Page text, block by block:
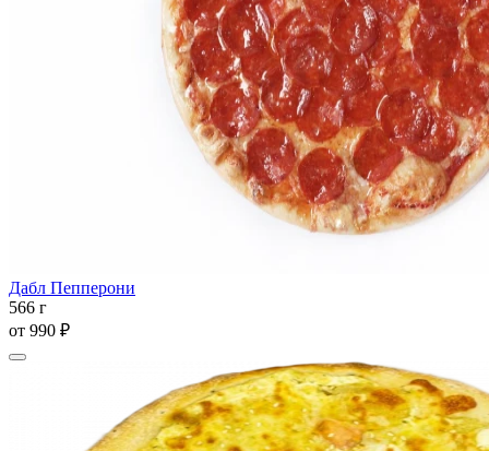
Дабл Пепперони
566 г
от 990 ₽